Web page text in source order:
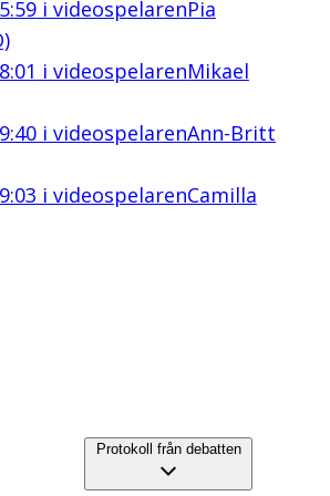
i videospelarenPia
i videospelarenMikael
i videospelarenAnn-Britt
i videospelarenCamilla
Protokoll från debatten